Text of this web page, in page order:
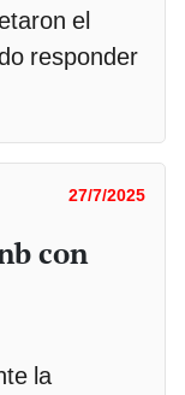
el
responder
27/7/2025
con
la